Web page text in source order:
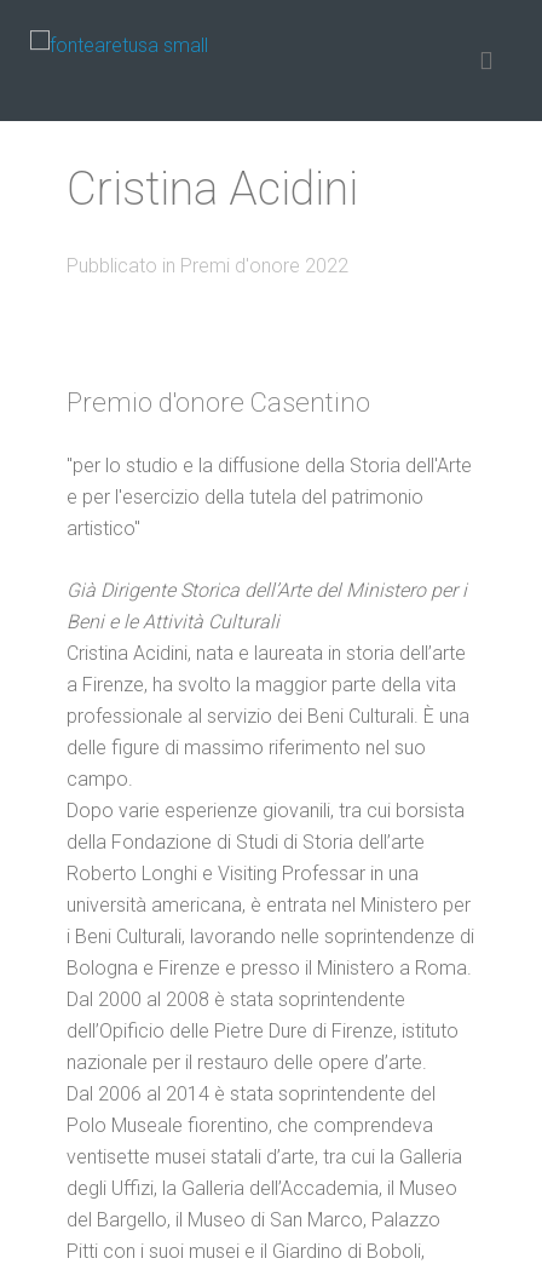
Cristina Acidini
Pubblicato in Premi d'onore 2022
Premio d'onore Casentino
"per lo studio e la diffusione della Storia dell'Arte
e per l'esercizio della tutela del patrimonio
artistico"
Già Dirigente Storica dell’Arte del Ministero per i
Beni e le Attività Culturali
Cristina Acidini, nata e laureata in storia dell’arte
a Firenze, ha svolto la maggior parte della vita
professionale al servizio dei Beni Culturali. È una
delle figure di massimo riferimento nel suo
campo.
Dopo varie esperienze giovanili, tra cui borsista
della Fondazione di Studi di Storia dell’arte
Roberto Longhi e Visiting Professar in una
università americana, è entrata nel Ministero per
i Beni Culturali, lavorando nelle soprintendenze di
Bologna e Firenze e presso il Ministero a Roma.
Dal 2000 al 2008 è stata soprintendente
dell’Opificio delle Pietre Dure di Firenze, istituto
nazionale per il restauro delle opere d’arte.
Dal 2006 al 2014 è stata soprintendente del
Polo Museale fiorentino, che comprendeva
ventisette musei statali d’arte, tra cui la Galleria
degli Uffizi, la Galleria dell’Accademia, il Museo
del Bargello, il Museo di San Marco, Palazzo
Pitti con i suoi musei e il Giardino di Boboli,